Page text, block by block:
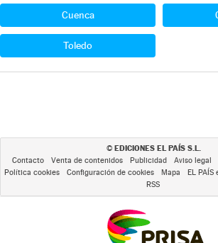
Cuenca
Toledo
© EDICIONES EL PAÍS S.L.
Contacto Venta de contenidos Publicidad Aviso legal
Política cookies
Configuración de cookies Mapa EL PAÍS
RSS